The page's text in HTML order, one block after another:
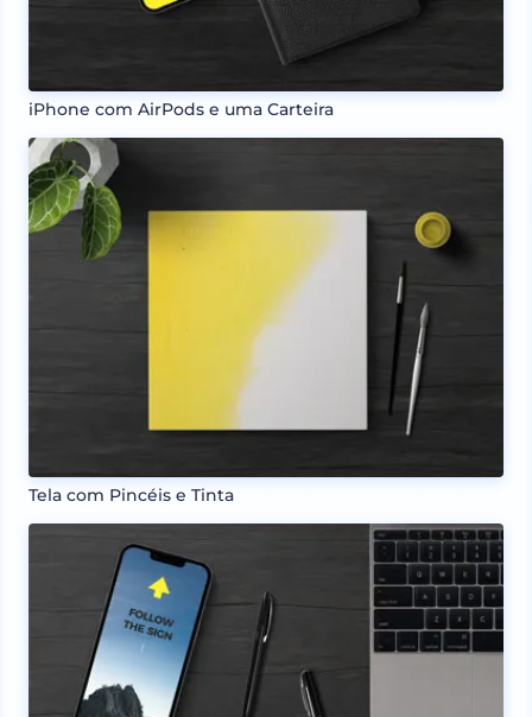
iPhone com AirPods e uma Carteira
Tela com Pincéis e Tinta